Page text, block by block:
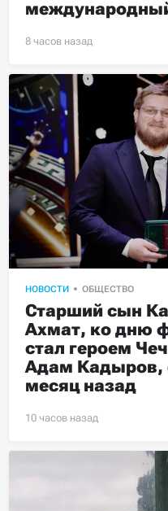
НОВОСТИ ОБЩЕСТВО
Старший сын
Ахмат, ко дню
стал героем
Адам Кадыров,
месяц назад